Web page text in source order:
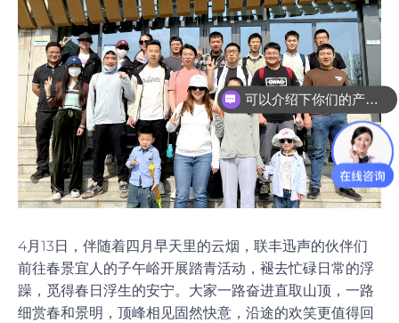
4月13日，伴随着四月早天里的云烟，联丰迅声的伙伴们
前往春景宜人的子午峪开展踏青活动，褪去忙碌日常的浮
躁，觅得春日浮生的安宁。大家一路奋进直取山顶，一路
细赏春和景明，顶峰相见固然快意，沿途的欢笑更值得回
可以介绍下你们的产品么
咨询声学成像仪